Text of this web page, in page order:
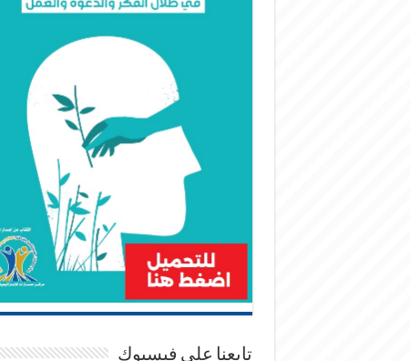
تابعنا على فيسبوك